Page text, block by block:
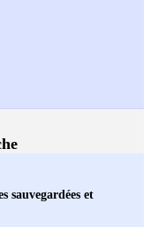
sauvegardées et